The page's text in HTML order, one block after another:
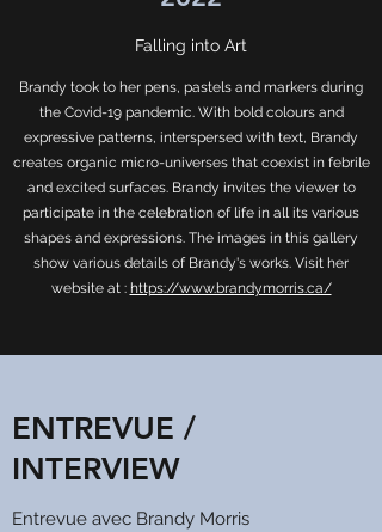
Falling into Art
Brandy took to her pens, pastels and markers during
the Covid-19 pandemic. With bold colours and
expressive patterns, interspersed with text, Brandy
creates organic micro-universes that coexist in febrile
and excited surfaces. Brandy invites the viewer to
participate in the celebration of life in all its various
shapes and expressions. The images in this gallery
show various details of Brandy's works. Visit her
website at : https://www.brandymorris.ca/
ENTREVUE /
INTERVIEW
Entrevue avec Brandy Morris